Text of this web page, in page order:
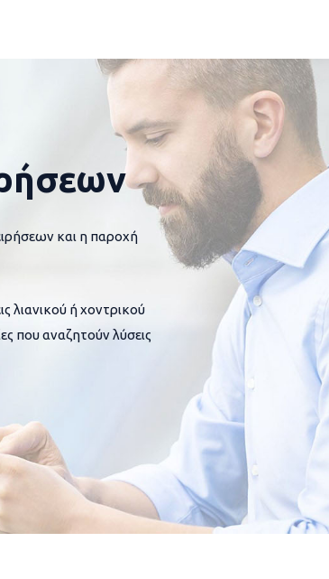
και η παροχή
λιανικού ή χοντρικού
που αναζητούν λύσεις